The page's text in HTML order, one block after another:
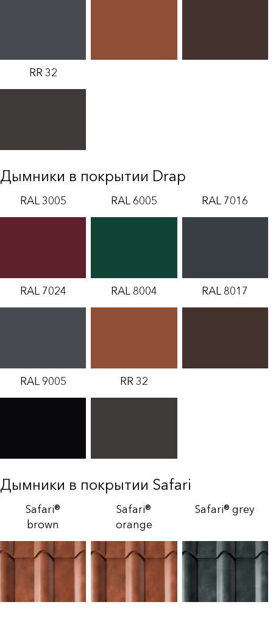
RR 32
Дымники в покрытии Drap
RAL 3005 RAL 6005 RAL 7016
RAL 7024 RAL 8004 RAL 8017
RAL 9005 RR 32
Дымники в покрытии Safari
Safari®
brown
Safari®
orange
Safari® grey